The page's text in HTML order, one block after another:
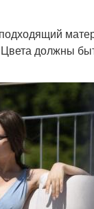
должны